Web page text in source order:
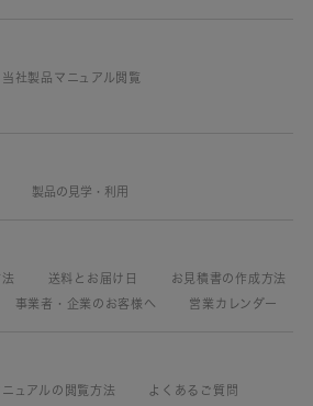
当社製品マニュアル閲覧
製品の見学・利用
送料とお届け日
お見積書の作成方法
事業者・企業のお客様へ 営業カレンダー
ュアルの閲覧方法 よくあるご質問